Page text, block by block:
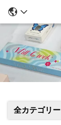
全カテゴリー